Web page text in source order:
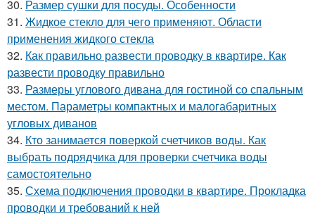
30. Размер сушки для посуды. Особенности
31. Жидкое стекло для чего применяют. Области
применения жидкого стекла
32. Как правильно развести проводку в квартире. Как
развести проводку правильно
33. Размеры углового дивана для гостиной со спальным
местом. Параметры компактных и малогабаритных
угловых диванов
34. Кто занимается поверкой счетчиков воды. Как
выбрать подрядчика для проверки счетчика воды
самостоятельно
35. Схема подключения проводки в квартире. Прокладка
проводки и требований к ней